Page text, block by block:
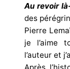
Au revoir
des
Pierre
je l’aime
l’auteur et